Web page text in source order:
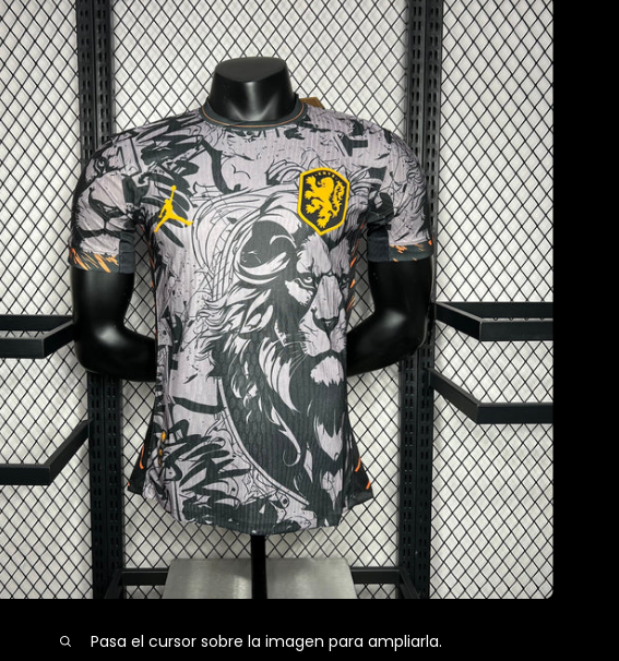
Pasa el cursor sobre la imagen para ampliarla.